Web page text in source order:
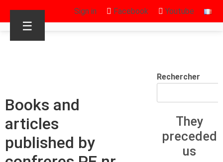
Sign in Facebook Youtube
☰
Books and
articles
published by
Rechercher
They
preceded
us